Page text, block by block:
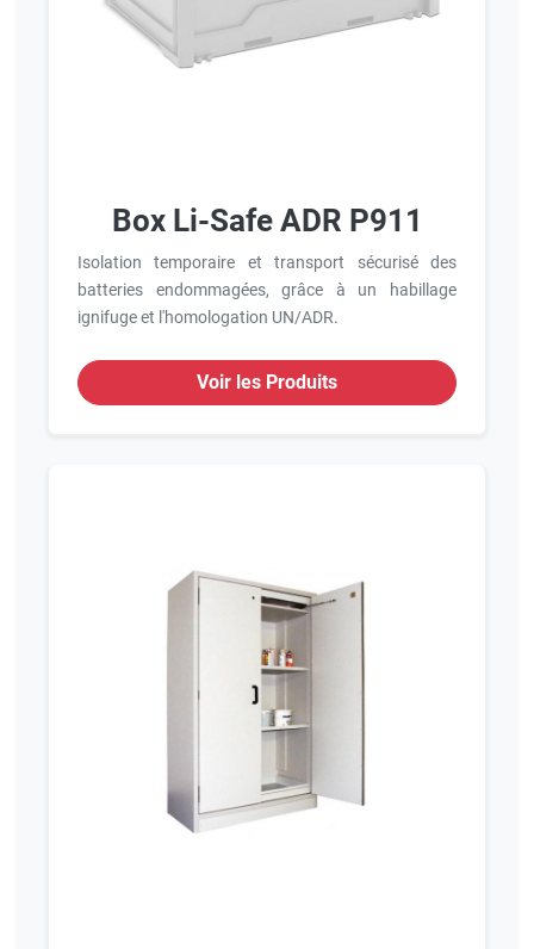
Box Li-Safe ADR P911
Isolation temporaire et transport sécurisé des
batteries endommagées, grâce à un habillage
ignifuge et l'homologation UN/ADR.
Voir les Produits